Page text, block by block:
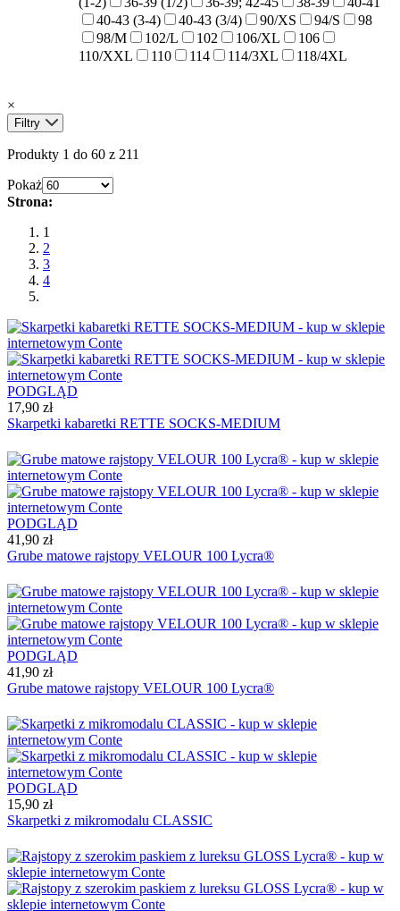
40-43 (3-4)
40-43 (3/4) 90/XS 94/S
98
98/M
102/L 102 106/XL
106
110/XXL
110 114 114/3XL 118/4XL
×
Filtry
Produkty 1 do 60 z 211
Pokaż
Strona:
1
2
3
4
PODGLĄD
17,90 zł
Skarpetki kabaretki RETTE SOCKS-MEDIUM
PODGLĄD
41,90 zł
Grube matowe rajstopy VELOUR 100 Lycra®
PODGLĄD
41,90 zł
Grube matowe rajstopy VELOUR 100 Lycra®
PODGLĄD
15,90 zł
Skarpetki z mikromodalu CLASSIC